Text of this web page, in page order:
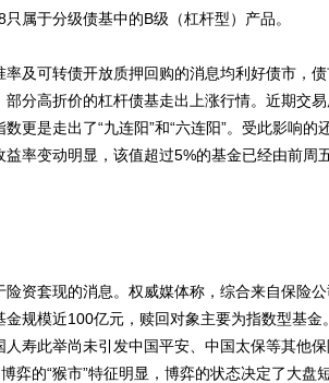
属于分级债基中的B级（杠杆型）产品。
可转债开放质押回购的消息均利好债市，债
分高折价的杠杆债基走出上涨行情。近期交
更是走出了“九连阳”和“六连阳”。受此影响的
率变动明显，该值超过5%的基金已经由前周
套现的消息。权威媒体称，综合来自保险公
规模近100亿元，赎回对象主要为指数型基金
寿此举尚未引发中国平安、中国太保等其他保
弈的“猴市”特征明显，博弈的状态决定了大盘